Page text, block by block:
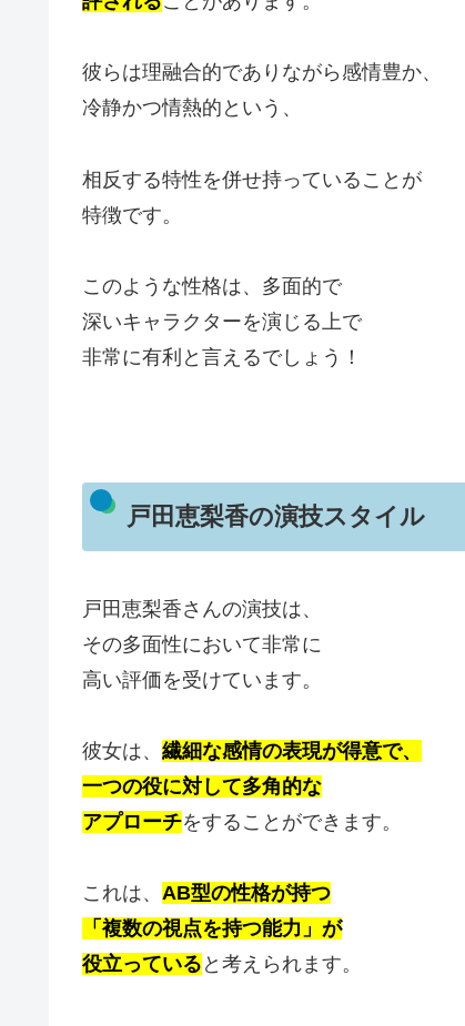
彼らは理融合的でありながら感情豊か、
冷静かつ情熱的という、
相反する特性を併せ持っていることが
特徴です。
このような性格は、多面的で
深いキャラクターを演じる上で
非常に有利と言えるでしょう！
戸田恵梨香の演技スタイル
戸田恵梨香さんの演技は、
その多面性において非常に
高い評価を受けています。
彼女は、 繊細な感情の表現が得意で、
一つの役に対して多角的な
アプローチをすることができます。
これは、 AB型の性格が持つ
「複数の視点を持つ能力」が
役立っている と考えられます。